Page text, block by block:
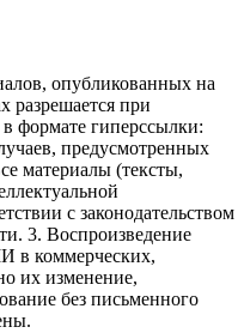
опубликованных на
разрешается при
формате гиперссылки:
предусмотренных
материалы (тексты,
с законодательством
3. Воспроизведение
в коммерческих,
их изменение,
без письменного